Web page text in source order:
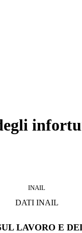
INAIL
DATI INAIL
LAVORO E